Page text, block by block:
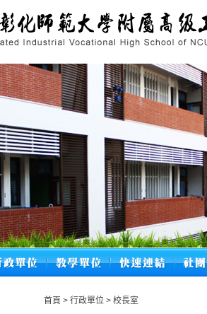
首頁 > 行政單位 > 校長室